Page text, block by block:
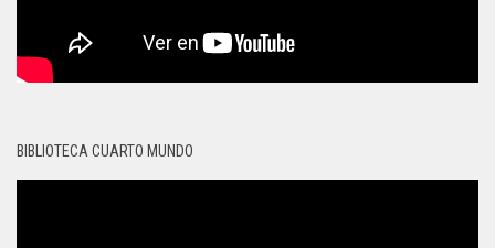
BIBLIOTECA CUARTO MUNDO